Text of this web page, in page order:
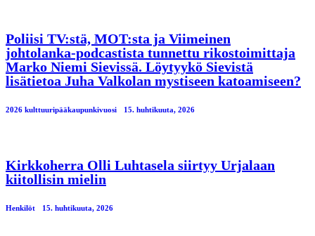
Poliisi TV:stä, MOT:sta ja Viimeinen
johtolanka-podcastista tunnettu rikostoimittaja
Marko Niemi Sievissä. Löytyykö Sievistä
lisätietoa Juha Valkolan mystiseen katoamiseen?
2026 kulttuuripääkaupunkivuosi 15. huhtikuuta, 2026
Kirkkoherra Olli Luhtasela siirtyy Urjalaan
kiitollisin mielin
Henkilöt 15. huhtikuuta, 2026